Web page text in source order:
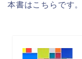
本書はこちらです。